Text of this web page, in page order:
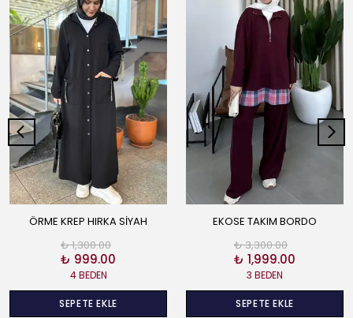
ÖRME KREP HIRKA SİYAH
₺ 1,300.00
₺ 999.00
4 BEDEN
SEPETE EKLE
EKOSE TAKIM BORDO
₺ 3,300.00
₺ 1,999.00
3 BEDEN
SEPETE EKLE